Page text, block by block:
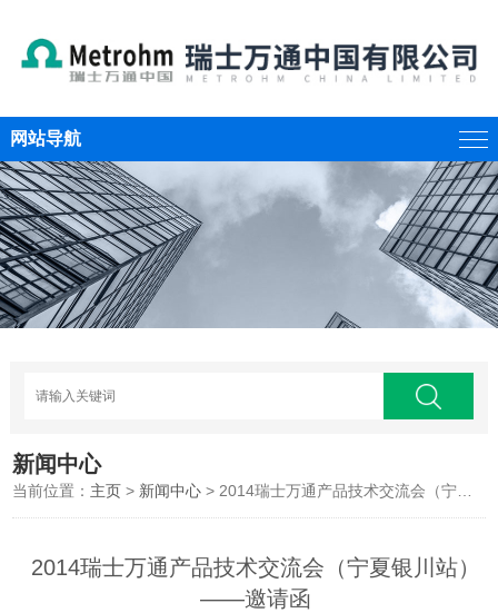
网站导航
新闻中心
当前位置： 主页 > 新闻中心 > 2014瑞士万通产品技术交流会（宁夏银川站）——邀请函
2014瑞士万通产品技术交流会（宁夏银川站）
——邀请函